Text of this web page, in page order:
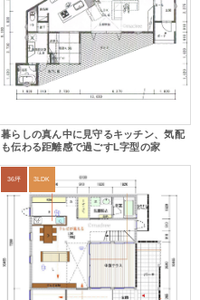
暮らしの真ん中に見守るキッチン、気配
も伝わる距離感で過ごすL字型の家
36坪 3LDK